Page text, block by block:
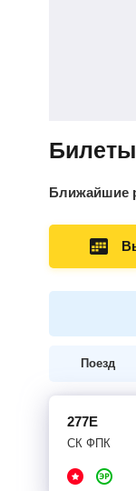
Ближайшие
Поезд
277Е
СК ФПК